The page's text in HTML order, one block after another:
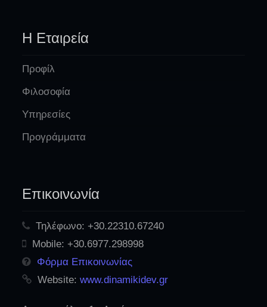
Η Εταιρεία
Προφίλ
Φιλοσοφία
Υπηρεσίες
Προγράμματα
Επικοινωνία
Τηλέφωνο: +30.22310.67240
Mobile: +30.6977.298998
Φόρμα Επικοινωνίας
Website: www.dinamikidev.gr